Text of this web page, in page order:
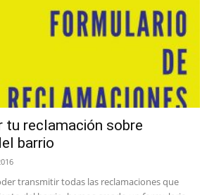
tu reclamación sobre
barrio
transmitir todas las reclamaciones que